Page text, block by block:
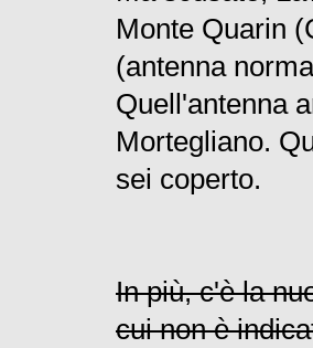
Monte Quarin
(antenna
Quell'antenna
Mortegliano.
sei coperto.
In più, c'è la
cui non è